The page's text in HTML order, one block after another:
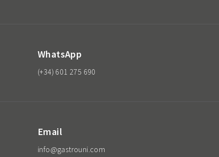
WhatsApp
(+34) 601 275 690
Email
info@gastrouni.com